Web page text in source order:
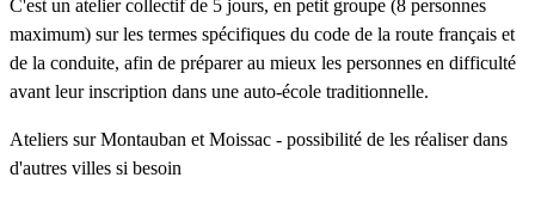
C'est un atelier collectif de 5 jours, en petit groupe (8 personnes
maximum) sur les termes spécifiques du code de la route français et
de la conduite, afin de préparer au mieux les personnes en difficulté
avant leur inscription dans une auto-école traditionnelle.
Ateliers sur Montauban et Moissac - possibilité de les réaliser dans
d'autres villes si besoin